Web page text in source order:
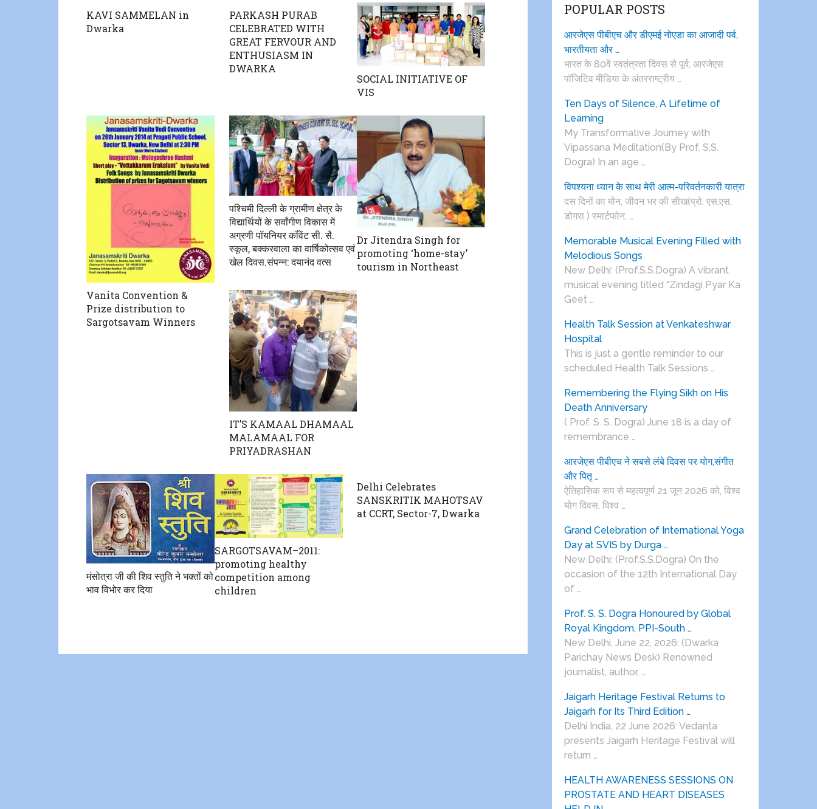
KAVI SAMMELAN in
Dwarka
PARKASH PURAB
CELEBRATED WITH
GREAT FERVOUR AND
ENTHUSIASM IN
DWARKA
SOCIAL INITIATIVE OF
VIS
Vanita Convention &
Prize distribution to
Sargotsavam Winners
पश्चिमी दिल्ली के ग्रामीण क्षेत्र के
विद्यार्थियों के सर्वांगीण विकास में
अग्रणी पॉयनियर कॉंवेंट सी. सै.
स्कूल, बक्करवाला का वार्षिकोत्सव एवं
खेल दिवस.संपन्न: दयानंद वत्स
Dr Jitendra Singh for
promoting ‘home-stay’
tourism in Northeast
IT’S KAMAAL DHAMAAL
MALAMAAL FOR
PRIYADRASHAN
मंसोत्रा जी की शिव स्तुति ने भक्तों को
भाव विभोर कर दिया
SARGOTSAVAM–2011:
promoting healthy
competition among
children
Delhi Celebrates
SANSKRITIK MAHOTSAV
at CCRT, Sector-7, Dwarka
POPULAR POSTS
आरजेएस पीबीएच और डीएमई नोएडा का आजादी पर्व,
भारतीयता और …
भारत के 80वें स्वतंत्रता दिवस से पूर्व, आरजेएस
पाॅजिटिव मीडिया के अंतरराष्ट्रीय …
Ten Days of Silence, A Lifetime of
Learning
My Transformative Journey with
Vipassana Meditation(By Prof. S.S.
Dogra) In an age …
विपश्यना ध्यान के साथ मेरी आत्म-परिवर्तनकारी यात्रा
दस दिनों का मौन, जीवन भर की सीख(प्रो. एस.एस.
डोगरा ) स्मार्टफोन, …
Memorable Musical Evening Filled with
Melodious Songs
New Delhi: (Prof.S.S.Dogra) A vibrant
musical evening titled “Zindagi Pyar Ka
Geet …
Health Talk Session at Venkateshwar
Hospital
This is just a gentle reminder to our
scheduled Health Talk Sessions …
Remembering the Flying Sikh on His
Death Anniversary
( Prof. S. S. Dogra) June 18 is a day of
remembrance …
आरजेएस पीबीएच ने सबसे लंबे दिवस पर योग,संगीत
और पितृ …
ऐतिहासिक रूप से महत्वपूर्ण 21 जून 2026 को, विश्व
योग दिवस, विश्व …
Grand Celebration of International Yoga
Day at SVIS by Durga …
New Delhi: (Prof.S.S.Dogra) On the
occasion of the 12th International Day
of …
Prof. S. S. Dogra Honoured by Global
Royal Kingdom, PPI-South …
New Delhi, June 22, 2026: (Dwarka
Parichay News Desk) Renowned
journalist, author, …
Jaigarh Heritage Festival Returns to
Jaigarh for Its Third Edition …
Delhi India, 22 June 2026: Vedanta
presents Jaigarh Heritage Festival will
return …
HEALTH AWARENESS SESSIONS ON
PROSTATE AND HEART DISEASES